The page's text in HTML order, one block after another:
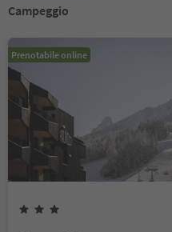
Campeggio
Prenotabile online